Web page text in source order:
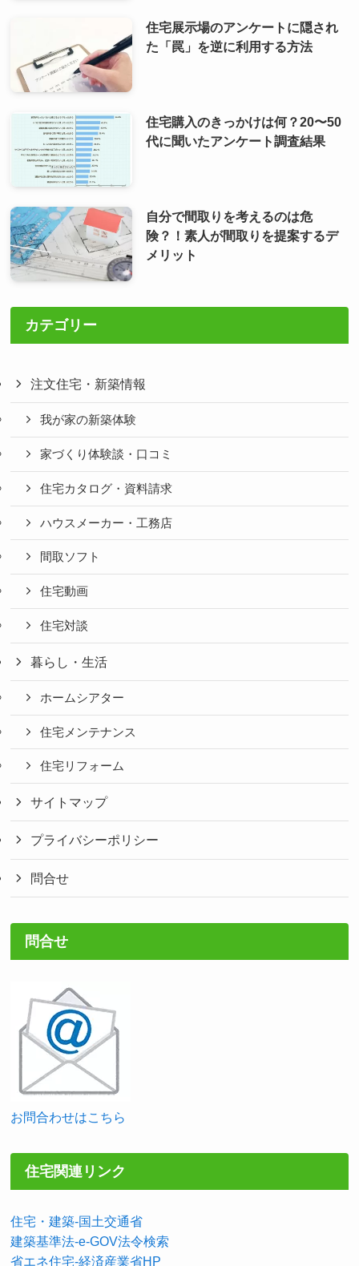
住宅展示場のアンケートに隠され
た「罠」を逆に利用する方法
住宅購入のきっかけは何？20〜50
代に聞いたアンケート調査結果
自分で間取りを考えるのは危
険？！素人が間取りを提案するデ
メリット
カテゴリー
注文住宅・新築情報
我が家の新築体験
家づくり体験談・口コミ
住宅カタログ・資料請求
ハウスメーカー・工務店
間取ソフト
住宅動画
住宅対談
暮らし・生活
ホームシアター
住宅メンテナンス
住宅リフォーム
サイトマップ
プライバシーポリシー
問合せ
問合せ
お問合わせはこちら
住宅関連リンク
住宅・建築-国土交通省
建築基準法-e-GOV法令検索
省エネ住宅-経済産業省HP